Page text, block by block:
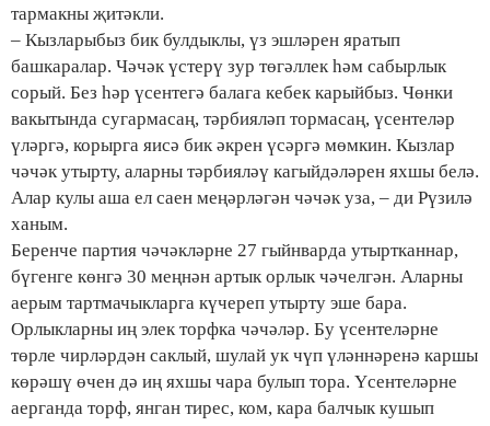
тармакны җитәкли.
– Кызларыбыз бик булдыклы, үз эшләрен яратып
башкаралар. Чәчәк үстерү зур төгәллек һәм сабырлык
сорый. Без һәр үсентегә балага кебек карыйбыз. Чөнки
вакытында сугармасаң, тәрбияләп тормасаң, үсентеләр
үләргә, корырга яисә бик әкрен үсәргә мөмкин. Кызлар
чәчәк утырту, аларны тәрбияләү кагыйдәләрен яхшы белә.
Алар кулы аша ел саен меңәрләгән чәчәк уза, – ди Рүзилә
ханым.
Беренче партия чәчәкләрне 27 гыйнварда утыртканнар,
бүгенге көнгә 30 меңнән артык орлык чәчелгән. Аларны
аерым тартмачыкларга күчереп утырту эше бара.
Орлыкларны иң элек торфка чәчәләр. Бу үсентеләрне
төрле чирләрдән саклый, шулай ук чүп үләннәренә каршы
көрәшү өчен дә иң яхшы чара булып тора. Үсентеләрне
аерганда торф, янган тирес, ком, кара балчык кушып